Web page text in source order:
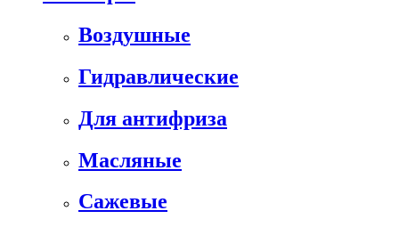
Воздушные
Гидравлические
Для антифриза
Масляные
Сажевые